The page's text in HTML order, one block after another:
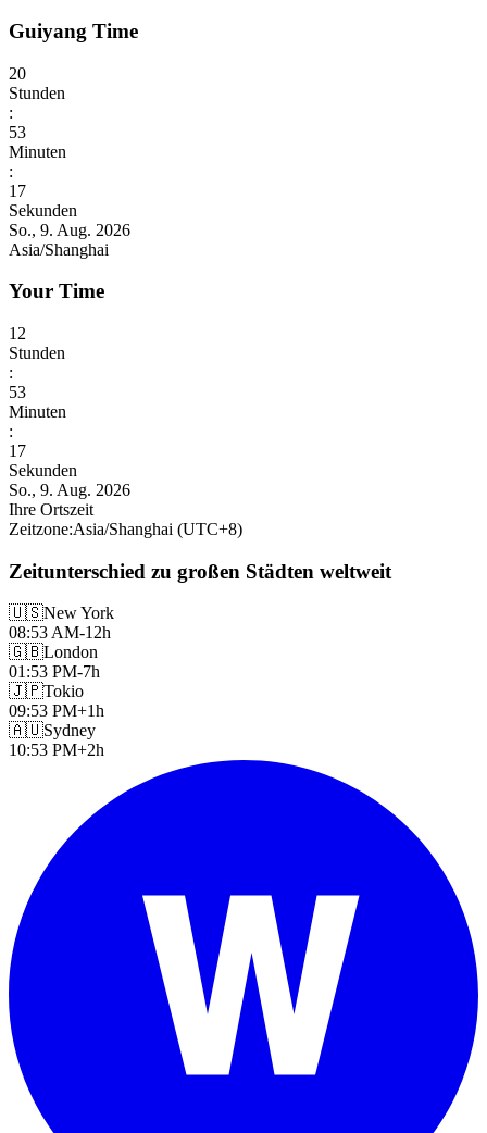
Guiyang Time
20
Stunden
:
53
Minuten
:
19
Sekunden
So., 9. Aug. 2026
Asia/Shanghai
Your Time
12
Stunden
:
53
Minuten
:
19
Sekunden
So., 9. Aug. 2026
Ihre Ortszeit
Zeitzone:Asia/Shanghai (UTC+8)
Zeitunterschied zu großen Städten weltweit
🇺🇸New York
08:53 AM-12h
🇬🇧London
01:53 PM-7h
🇯🇵Tokio
09:53 PM+1h
🇦🇺Sydney
10:53 PM+2h